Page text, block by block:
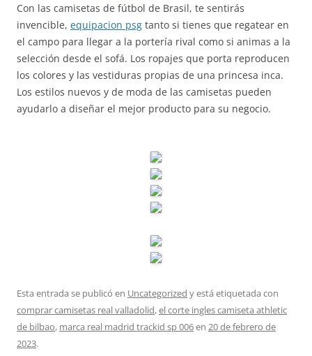
Con las camisetas de fútbol de Brasil, te sentirás
invencible, equipacion psg tanto si tienes que regatear en
el campo para llegar a la portería rival como si animas a la
selección desde el sofá. Los ropajes que porta reproducen
los colores y las vestiduras propias de una princesa inca.
Los estilos nuevos y de moda de las camisetas pueden
ayudarlo a diseñar el mejor producto para su negocio.
Esta entrada se publicó en Uncategorized y está etiquetada con
comprar camisetas real valladolid,el corte ingles camiseta athletic
de bilbao, marca real madrid trackid sp 006en 20 de febrero de
2023.